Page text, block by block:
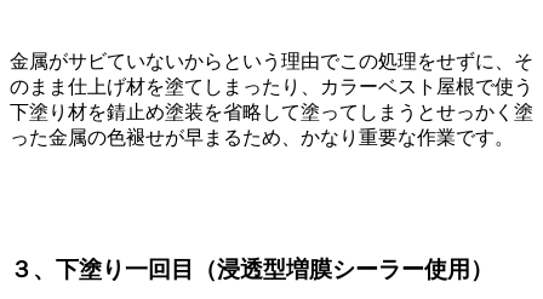
金属がサビていないからという理由でこの処理をせずに、そ
のまま仕上げ材を塗てしまったり、カラーベスト屋根で使う
下塗り材を錆止め塗装を省略して塗ってしまうとせっかく塗
った金属の色褪せが早まるため、かなり重要な作業です。
３、下塗り一回目（浸透型増膜シーラー使用）